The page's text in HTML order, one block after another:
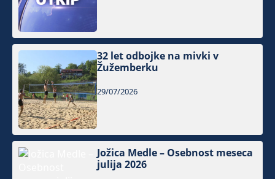
32 let odbojke na mivki v
Žužemberku
29/07/2026
Jožica Medle – Osebnost meseca
julija 2026